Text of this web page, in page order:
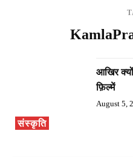
संस्कृति
आखिर क्यों
फ़िल्में
August 5,